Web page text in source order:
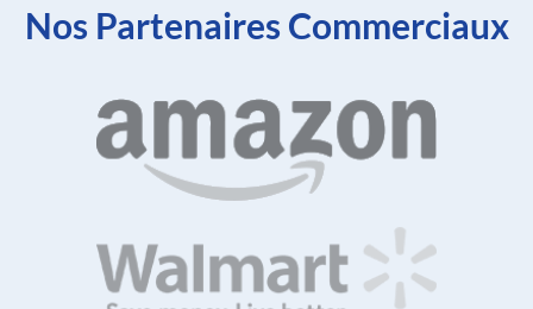
Nos Partenaires Commerciaux